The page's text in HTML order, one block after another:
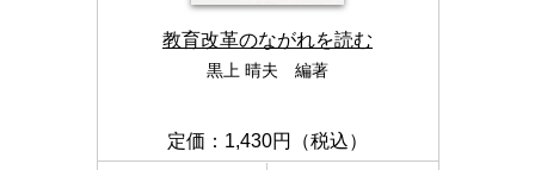
教育改革のながれを読む
黒上 晴夫 編著
定価：1,430円（税込）